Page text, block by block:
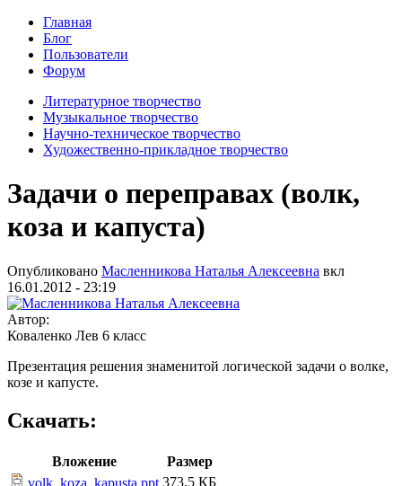
Главная
Блог
Пользователи
Форум
Литературное творчество
Музыкальное творчество
Научно-техническое творчество
Художественно-прикладное творчество
Задачи о переправах (волк,
коза и капуста)
Опубликовано Масленникова Наталья Алексеевна вкл
16.01.2012 - 23:19
Автор:
Коваленко Лев 6 класс
Презентация решения знаменитой логической задачи о волке,
козе и капусте.
Скачать:
Вложение
Размер
volk_koza_kapusta.ppt 373.5 КБ